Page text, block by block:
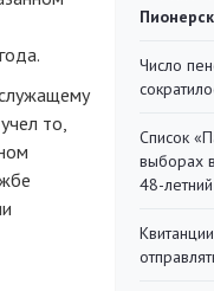
то,
Число
Список
выборах
48-